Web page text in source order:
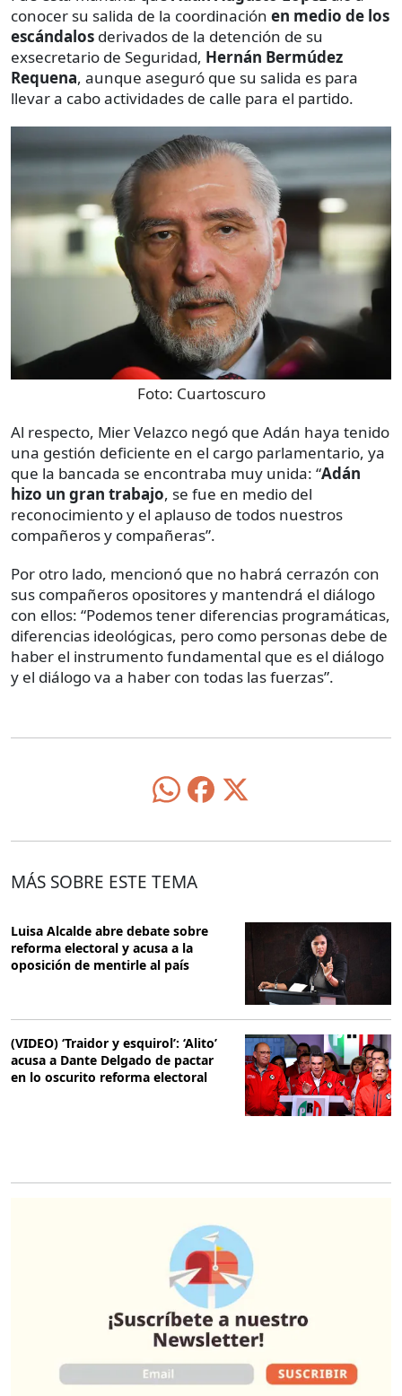
conocer su salida de la coordinación en medio de los
escándalos derivados de la detención de su
exsecretario de Seguridad, Hernán Bermúdez
Requena, aunque aseguró que su salida es para
llevar a cabo actividades de calle para el partido.
Foto: Cuartoscuro
Al respecto, Mier Velazco negó que Adán haya tenido
una gestión deficiente en el cargo parlamentario, ya
que la bancada se encontraba muy unida: “Adán
hizo un gran trabajo, se fue en medio del
reconocimiento y el aplauso de todos nuestros
compañeros y compañeras”.
Por otro lado, mencionó que no habrá cerrazón con
sus compañeros opositores y mantendrá el diálogo
con ellos: “Podemos tener diferencias programáticas,
diferencias ideológicas, pero como personas debe de
haber el instrumento fundamental que es el diálogo
y el diálogo va a haber con todas las fuerzas”.
MÁS SOBRE ESTE TEMA
Luisa Alcalde abre debate sobre
reforma electoral y acusa a la
oposición de mentirle al país
(VIDEO) ‘Traidor y esquirol’: ‘Alito’
acusa a Dante Delgado de pactar
en lo oscurito reforma electoral